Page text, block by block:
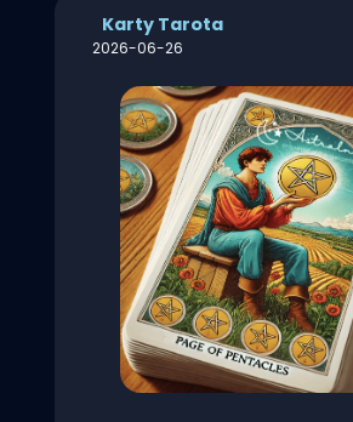
Karty Tarota
2026-06-26